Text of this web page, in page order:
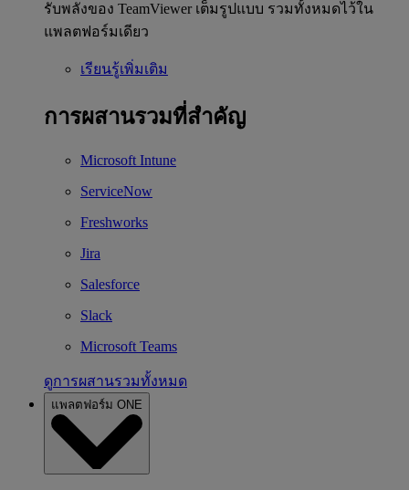
รับพลังของ TeamViewer เต็มรูปแบบ รวมทั้งหมดไว้ใน
แพลตฟอร์มเดียว
เรียนรู้เพิ่มเติม
การผสานรวมที่สำคัญ
Microsoft Intune
ServiceNow
Freshworks
Jira
Salesforce
Slack
Microsoft Teams
ดูการผสานรวมทั้งหมด
แพลตฟอร์ม ONE